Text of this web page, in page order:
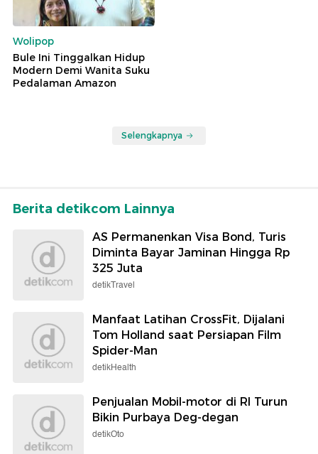
Wolipop
Bule Ini Tinggalkan Hidup
Modern Demi Wanita Suku
Pedalaman Amazon
Selengkapnya
Berita detikcom Lainnya
AS Permanenkan Visa Bond, Turis
Diminta Bayar Jaminan Hingga Rp
325 Juta
detikTravel
Manfaat Latihan CrossFit, Dijalani
Tom Holland saat Persiapan Film
Spider-Man
detikHealth
Penjualan Mobil-motor di RI Turun
Bikin Purbaya Deg-degan
detikOto